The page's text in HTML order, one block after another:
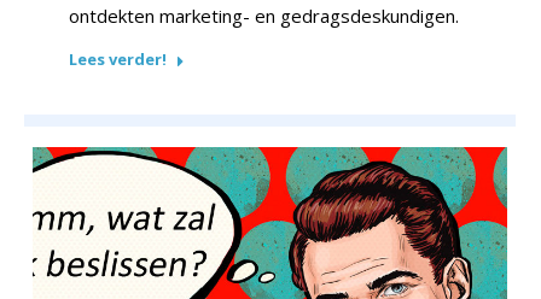
ontdekten marketing- en gedragsdeskundigen.
Lees verder!